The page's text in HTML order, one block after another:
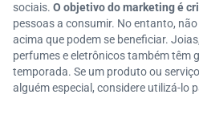
sociais. O objetivo do marketing é
pessoas a consumir. No entanto,
acima que podem se beneficiar.
perfumes e eletrônicos também têm
temporada. Se um produto ou
alguém especial, considere utilizá-lo